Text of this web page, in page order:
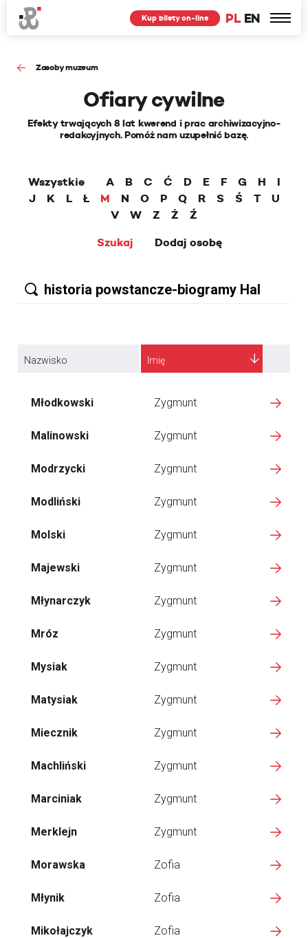
PL EN
Kup bilety on-line
Zasoby muzeum
Ofiary cywilne
Efekty trwających 8 lat kwerend i prac archiwizacyjno-
redakcyjnych. Pomóż nam uzupełnić bazę.
Wszystkie A B C Ć D E F G H
I
J
K L Ł M N O P Q R S Ś T
U
V
W Z Ż
Ź
Szukaj
Dodaj osobę
Nazwisko Imię
Młodkowski Zygmunt
Malinowski Zygmunt
Modrzycki Zygmunt
Modliński Zygmunt
Molski Zygmunt
Majewski Zygmunt
Młynarczyk Zygmunt
Mróz Zygmunt
Mysiak Zygmunt
Matysiak Zygmunt
Miecznik Zygmunt
Machliński Zygmunt
Marciniak Zygmunt
Merklejn Zygmunt
Morawska Zofia
Młynik Zofia
Mikołajczyk Zofia